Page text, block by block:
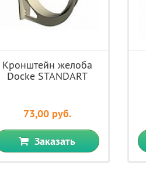
Кронштейн желоба
Docke STANDART
73,00 руб.
Заказать